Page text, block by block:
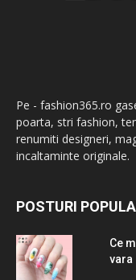
Pe - fashion365.ro
poarta, stri fashion,
renumiti designeri,
incaltaminte originale.
POSTURI
Ce
vara